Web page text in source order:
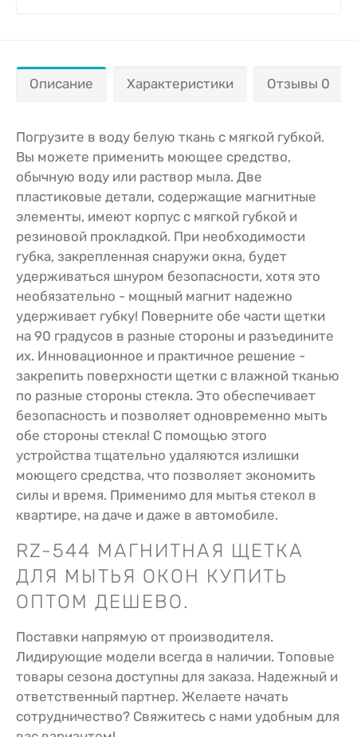
Описание Характеристики Отзывы 0
Погрузите в воду белую ткань с мягкой губкой.
Вы можете применить моющее средство,
обычную воду или раствор мыла. Две
пластиковые детали, содержащие магнитные
элементы, имеют корпус с мягкой губкой и
резиновой прокладкой. При необходимости
губка, закрепленная снаружи окна, будет
удерживаться шнуром безопасности, хотя это
необязательно - мощный магнит надежно
удерживает губку! Поверните обе части щетки
на 90 градусов в разные стороны и разъедините
их. Инновационное и практичное решение -
закрепить поверхности щетки с влажной тканью
по разные стороны стекла. Это обеспечивает
безопасность и позволяет одновременно мыть
обе стороны стекла! С помощью этого
устройства тщательно удаляются излишки
моющего средства, что позволяет экономить
силы и время. Применимо для мытья стекол в
квартире, на даче и даже в автомобиле.
RZ-544 МАГНИТНАЯ ЩЕТКА
ДЛЯ МЫТЬЯ ОКОН КУПИТЬ
ОПТОМ ДЕШЕВО.
Поставки напрямую от производителя.
Лидирующие модели всегда в наличии. Топовые
товары сезона доступны для заказа. Надежный и
ответственный партнер. Желаете начать
сотрудничество? Свяжитесь с нами удобным для